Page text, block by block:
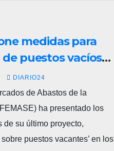
medidas para
puestos vacíos
sevillanos
DIARIO24
de Abastos de la
ha presentado los
de su último proyecto,
puestos vacantes’ en los